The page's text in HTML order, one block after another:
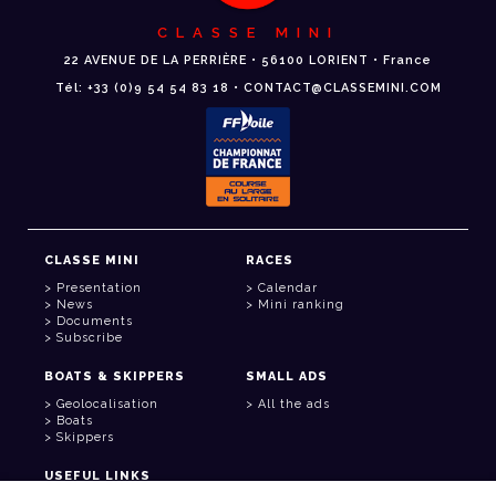
CLASSE MINI
22 AVENUE DE LA PERRIÈRE • 56100 LORIENT • France
Tél: +33 (0)9 54 54 83 18 • CONTACT@CLASSEMINI.COM
CLASSE MINI
Presentation
News
Documents
Subscribe
RACES
Calendar
Mini ranking
BOATS & SKIPPERS
Geolocalisation
Boats
Skippers
SMALL ADS
All the ads
USEFUL LINKS